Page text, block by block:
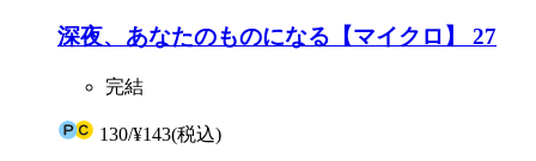
深夜、あなたのものになる【マイクロ】 27
完結
130/¥143(税込)